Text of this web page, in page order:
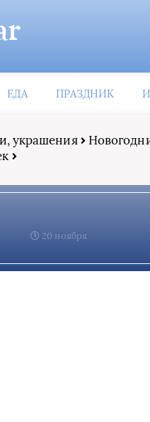
ЕДА ПРАЗДНИК
украшения
20 ноября